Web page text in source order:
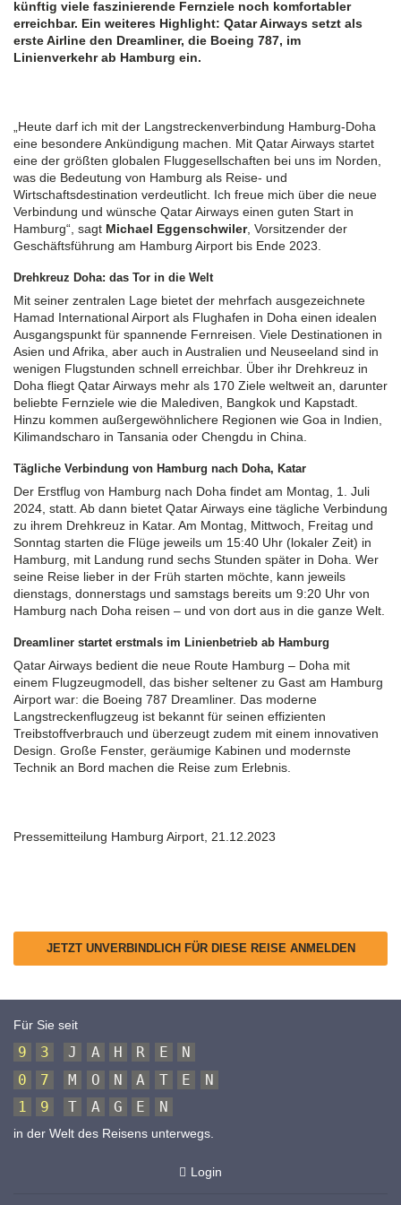
künftig viele faszinierende Fernziele noch komfortabler
erreichbar. Ein weiteres Highlight: Qatar Airways setzt als
erste Airline den Dreamliner, die Boeing 787, im
Linienverkehr ab Hamburg ein.
„Heute darf ich mit der Langstreckenverbindung Hamburg-Doha
eine besondere Ankündigung machen. Mit Qatar Airways startet
eine der größten globalen Fluggesellschaften bei uns im Norden,
was die Bedeutung von Hamburg als Reise- und
Wirtschaftsdestination verdeutlicht. Ich freue mich über die neue
Verbindung und wünsche Qatar Airways einen guten Start in
Hamburg“, sagt Michael Eggenschwiler, Vorsitzender der
Geschäftsführung am Hamburg Airport bis Ende 2023.
Drehkreuz Doha: das Tor in die Welt
Mit seiner zentralen Lage bietet der mehrfach ausgezeichnete
Hamad International Airport als Flughafen in Doha einen idealen
Ausgangspunkt für spannende Fernreisen. Viele Destinationen in
Asien und Afrika, aber auch in Australien und Neuseeland sind in
wenigen Flugstunden schnell erreichbar. Über ihr Drehkreuz in
Doha fliegt Qatar Airways mehr als 170 Ziele weltweit an, darunter
beliebte Fernziele wie die Malediven, Bangkok und Kapstadt.
Hinzu kommen außergewöhnlichere Regionen wie Goa in Indien,
Kilimandscharo in Tansania oder Chengdu in China.
Tägliche Verbindung von Hamburg nach Doha, Katar
Der Erstflug von Hamburg nach Doha findet am Montag, 1. Juli
2024, statt. Ab dann bietet Qatar Airways eine tägliche Verbindung
zu ihrem Drehkreuz in Katar. Am Montag, Mittwoch, Freitag und
Sonntag starten die Flüge jeweils um 15:40 Uhr (lokaler Zeit) in
Hamburg, mit Landung rund sechs Stunden später in Doha. Wer
seine Reise lieber in der Früh starten möchte, kann jeweils
dienstags, donnerstags und samstags bereits um 9:20 Uhr von
Hamburg nach Doha reisen – und von dort aus in die ganze Welt.
Dreamliner startet erstmals im Linienbetrieb ab Hamburg
Qatar Airways bedient die neue Route Hamburg – Doha mit
einem Flugzeugmodell, das bisher seltener zu Gast am Hamburg
Airport war: die Boeing 787 Dreamliner. Das moderne
Langstreckenflugzeug ist bekannt für seinen effizienten
Treibstoffverbrauch und überzeugt zudem mit einem innovativen
Design. Große Fenster, geräumige Kabinen und modernste
Technik an Bord machen die Reise zum Erlebnis.
Pressemitteilung Hamburg Airport, 21.12.2023
JETZT UNVERBINDLICH FÜR DIESE REISE ANMELDEN
Für Sie seit
9 3 J A H R E
N
0
7 M O N A T E
N
1
9 T A G E N
in der Welt des Reisens unterwegs.
Login